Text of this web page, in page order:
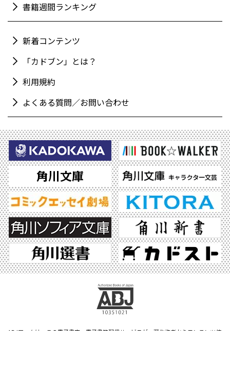
書籍週間ランキング
新着コンテンツ
「カドブン」とは？
利用規約
よくある質問／お問い合わせ
ABJマークは、この電子書店・電子書籍配信サービスが、著作権者からコンテンツ使